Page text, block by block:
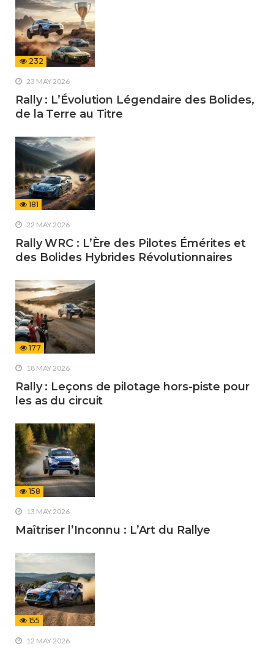
232
23 MAY 2026
Rally : L’Évolution Légendaire des Bolides,
de la Terre au Titre
181
22 MAY 2026
Rally WRC : L’Ère des Pilotes Émérites et
des Bolides Hybrides Révolutionnaires
177
18 MAY 2026
Rally : Leçons de pilotage hors-piste pour
les as du circuit
158
13 MAY 2026
Maîtriser l’Inconnu : L’Art du Rallye
155
12 MAY 2026